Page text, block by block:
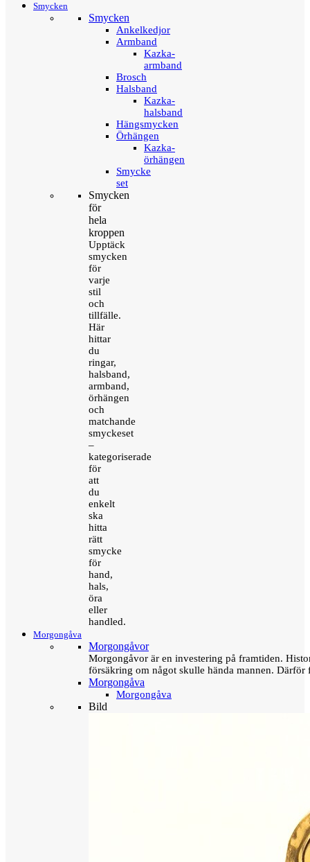
Smycken
Smycken
Ankelkedjor
Armband
Kazka-
armband
Brosch
Halsband
Kazka-
halsband
Hängsmycken
Örhängen
Kazka-
örhängen
Smycke
set
Smycken
för
hela
kroppen
Upptäck
smycken
för
varje
stil
och
tillfälle.
Här
hittar
du
ringar,
halsband,
armband,
örhängen
och
matchande
smyckeset
–
kategoriserade
för
att
du
enkelt
ska
hitta
rätt
smycke
för
hand,
hals,
öra
eller
handled.
Morgongåva
Morgongåvor
Morgongåvor är en investering på framtiden.
försäkring om något skulle hända mannen.
Morgongåva
Morgongåva
Bild